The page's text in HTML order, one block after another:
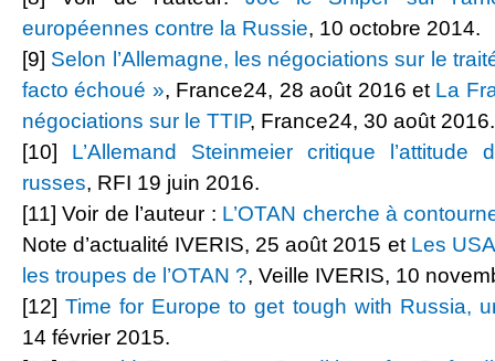
européennes contre la Russie, 10 octobre 2014.
[9] Selon l’Allemagne, les négociations sur le
facto échoué », France24, 28 août 2016 et La
négociations sur le TTIP, France24, 30 août 2016.
[10] L’Allemand Steinmeier critique
russes, RFI 19 juin 2016.
[11] Voir de l’auteur : L’OTAN cherche à
Note d’actualité IVERIS, 25 août 2015 et Les
les troupes de l’OTAN ?, Veille IVERIS, 10
[12]Time for Europe to get tough with Russia,
14 février 2015.